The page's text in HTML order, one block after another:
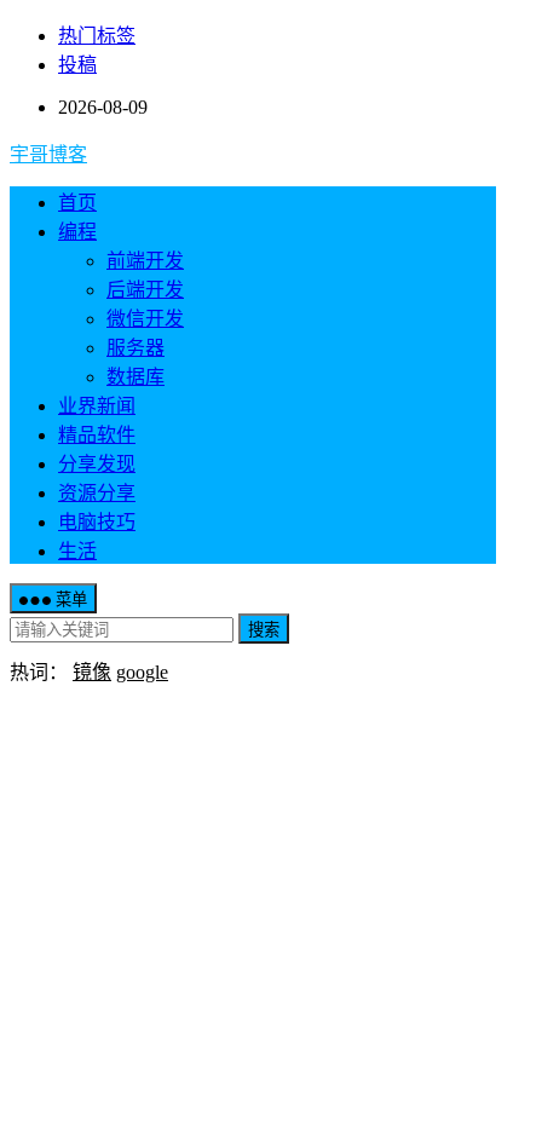
热门标签
投稿
2026-08-09
宇哥博客
首页
编程
前端开发
后端开发
微信开发
服务器
数据库
业界新闻
精品软件
分享发现
资源分享
电脑技巧
生活
菜单
搜索
热词： 镜像 google